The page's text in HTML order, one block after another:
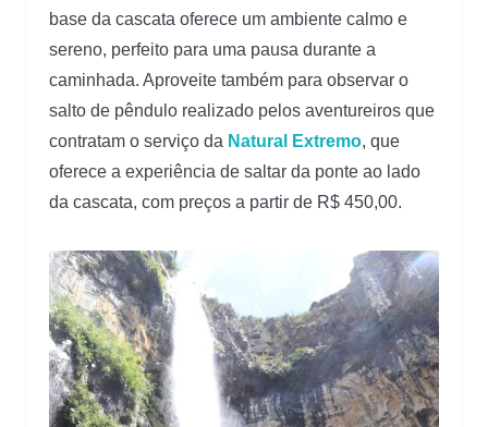
base da cascata oferece um ambiente calmo e
sereno, perfeito para uma pausa durante a
caminhada. Aproveite também para observar o
salto de pêndulo realizado pelos aventureiros que
contratam o serviço da Natural Extremo, que
oferece a experiência de saltar da ponte ao lado
da cascata, com preços a partir de R$ 450,00.